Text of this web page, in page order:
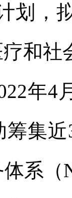
划，
和社
年4
集
系